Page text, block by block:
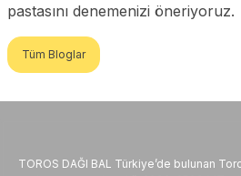
pastasını denemenizi öneriyoruz.
Tüm Bloglar
TOROS DAĞI BAL Türkiye’de bulunan